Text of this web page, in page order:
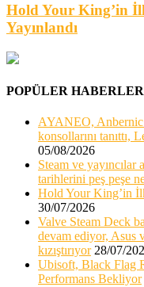
Hold Your King’in
Yayınlandı
POPÜLER HABERLER
AYANEO, Anbernic
konsollarını tanıttı,
05/08/2026
Steam ve
tarihlerini peş peşe
Hold Your King’in
30/07/2026
Valve Steam Deck
devam ediyor, Asus
kızıştırıyor 28/07/
Ubisoft, Black Flag
Performans Bekliyor